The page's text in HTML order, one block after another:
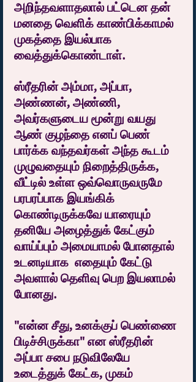
அறிந்தவளாதலால் பட்டென தன்
மனதை வெளிக் காண்பிக்காமல்
முகத்தை இயல்பாக
வைத்துக்கொண்டாள்.
ஸ்ரீதரின் அம்மா, அப்பா,
அண்ணன், அண்ணி,
அவர்களுடைய மூன்று வயது
ஆண் குழந்தை எனப் பெண்
பார்க்க வந்தவர்கள் அந்த கூடம்
முழுவதையும் நிறைத்திருக்க,
வீட்டில் உள்ள ஒவ்வொருவருமே
பரபரப்பாக இயங்கிக்
கொண்டிருக்கவே யாரையும்
தனியே அழைத்துக் கேட்கும்
வாய்ப்பும் அமையாமல் போனதால்
உடனடியாக  எதையும் கேட்டு
அவளால் தெளிவு பெற இயலாமல்
போனது.
"என்ன சீது, உனக்குப் பெண்ணை
பிடிச்சிருக்கா" என ஸ்ரீதரின்
அப்பா சபை நடுவிலேயே
உடைத்துக் கேட்க, முகம்